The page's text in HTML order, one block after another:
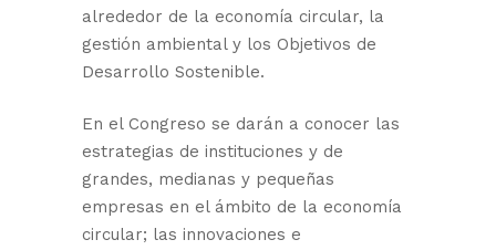
alrededor de la economía circular, la
gestión ambiental y los Objetivos de
Desarrollo Sostenible.
En el Congreso se darán a conocer las
estrategias de instituciones y de
grandes, medianas y pequeñas
empresas en el ámbito de la economía
circular; las innovaciones e